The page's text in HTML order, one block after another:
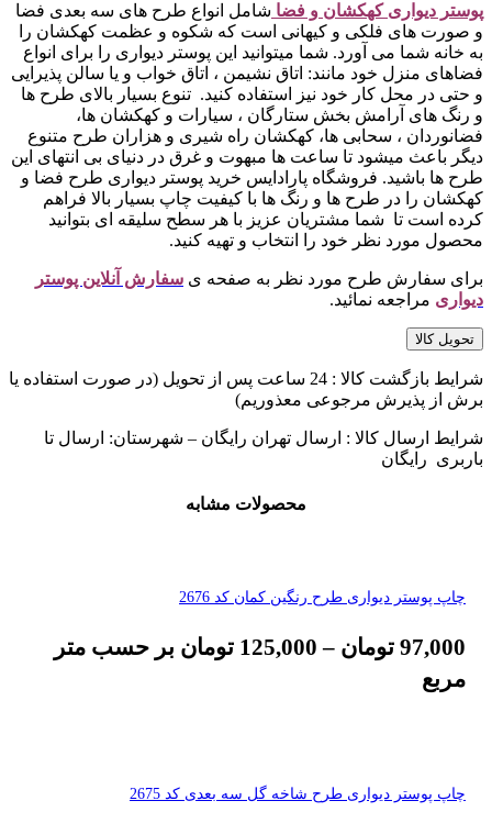
پوستر دیواری کهکشان و فضا شامل انواع طرح های سه بعدی فضا
و صورت های فلکی و کیهانی است که شکوه و عظمت کهکشان را
به خانه شما می آورد. شما میتوانید این پوستر دیواری را برای انواع
فضاهای منزل خود مانند: اتاق نشیمن ، اتاق خواب و یا سالن پذیرایی
و حتی در محل کار خود نیز استفاده کنید. تنوع بسیار بالای طرح ها
و رنگ های آرامش بخش ستارگان ، سیارات و کهکشان ها،
فضانوردان ، سحابی ها، کهکشان راه شیری و هزاران طرح متنوع
دیگر باعث میشود تا ساعت ها مبهوت و غرق در دنیای بی انتهای این
طرح ها باشید. فروشگاه پارادایس خرید پوستر دیواری طرح فضا و
کهکشان را در طرح ها و رنگ ها با کیفیت چاپ بسیار بالا فراهم
کرده است تا شما مشتریان عزیز با هر سطح سلیقه ای بتوانید
محصول مورد نظر خود را انتخاب و تهیه کنید.
برای سفارش طرح مورد نظر به صفحه ی سفارش آنلاین پوستر
دیواری مراجعه نمائید.
تحویل کالا
شرایط بازگشت کالا : 24 ساعت پس از تحویل (در صورت استفاده یا
برش از پذیرش مرجوعی معذوریم)
شرایط ارسال کالا : ارسال تهران رایگان – شهرستان: ارسال تا
باربری رایگان
محصولات مشابه
چاپ پوستر دیواری طرح رنگین کمان کد 2676
97,000 تومان –
125,000 تومان بر حسب متر
مربع
چاپ پوستر دیواری طرح شاخه گل سه بعدی کد 2675